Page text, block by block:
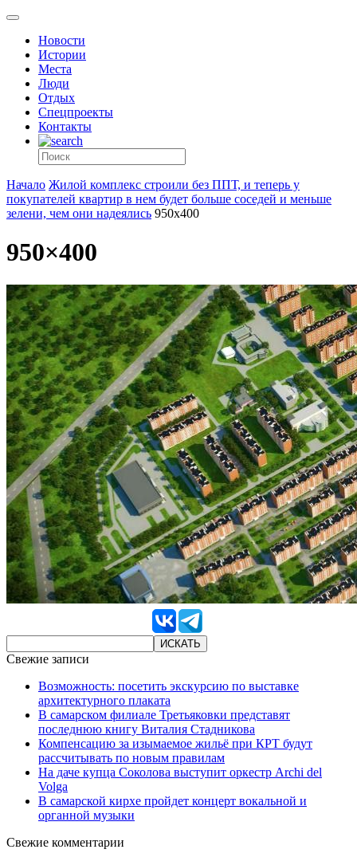
Новости
Истории
Места
Люди
Отдых
Спецпроекты
Контакты
Начало Жилой комплекс строили без ППТ, и теперь у
покупателей квартир в нем будет больше соседей и меньше
зелени, чем они надеялись 950x400
950×400
Свежие записи
Возможность: посетить экскурсию по выставке
архитектурного плаката
В самарском филиале Третьяковки представят
последнюю книгу Виталия Стадникова
Компенсацию за изымаемое жильё при КРТ будут
рассчитывать по новым правилам
На даче купца Соколова выступит оркестр Archi del
Volga
В самарской кирхе пройдет концерт вокальной и
органной музыки
Свежие комментарии